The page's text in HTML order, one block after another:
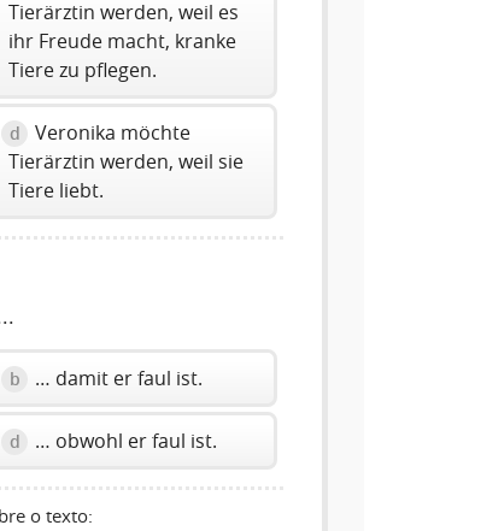
Tierärztin werden, weil es
ihr Freude macht, kranke
Tiere zu pflegen.
d
Veronika möchte
Tierärztin werden, weil sie
Tiere liebt.
b … damit er faul ist.
d … obwohl er faul ist.
o texto: